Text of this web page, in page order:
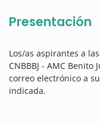
Presentación
Los/as aspirantes a
CNBBBJ - AMC
correo electrónico a
indicada.